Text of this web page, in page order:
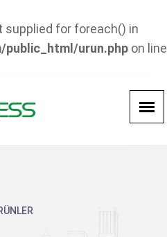
supplied for foreach() in
urun.php on line